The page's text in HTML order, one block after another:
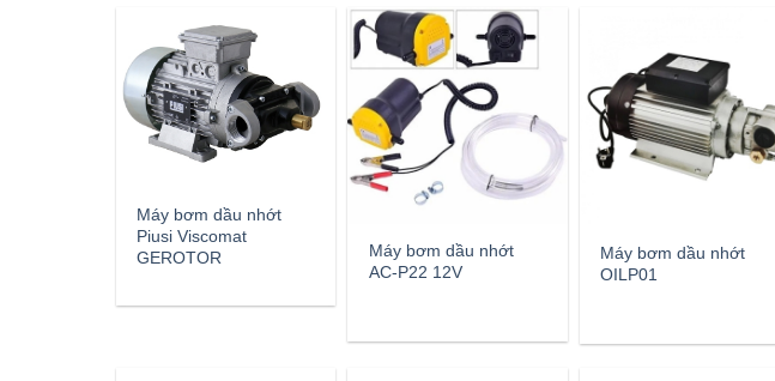
Máy bơm dầu nhớt
Piusi Viscomat
GEROTOR
Máy bơm dầu nhớt
AC-P22 12V
Máy bơm dầu nhớt
OILP01